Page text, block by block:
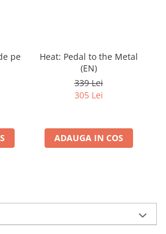
pe
Heat: Pedal to the Metal
(EN)
339 Lei
305 Lei
ADAUGA IN COS